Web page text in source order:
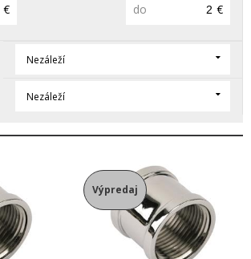
€ do €
Nezáleží
Nezáleží
Výpredaj